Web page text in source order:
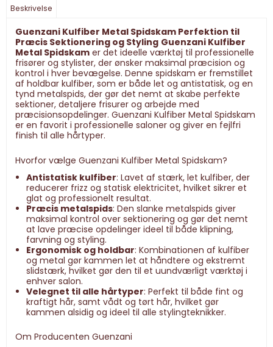
Beskrivelse
Guenzani Kulfiber Metal Spidskam Perfektion til
Præcis Sektionering og Styling Guenzani Kulfiber
Metal Spidskam er det ideelle værktøj til professionelle
frisører og stylister, der ønsker maksimal præcision og
kontrol i hver bevægelse. Denne spidskam er fremstillet
af holdbar kulfiber, som er både let og antistatisk, og en
tynd metalspids, der gør det nemt at skabe perfekte
sektioner, detaljere frisurer og arbejde med
præcisionsopdelinger. Guenzani Kulfiber Metal Spidskam
er en favorit i professionelle saloner og giver en fejlfri
finish til alle hårtyper.
Hvorfor vælge Guenzani Kulfiber Metal Spidskam?
Antistatisk kulfiber: Lavet af stærk, let kulfiber, der
reducerer frizz og statisk elektricitet, hvilket sikrer et
glat og professionelt resultat.
Præcis metalspids: Den slanke metalspids giver
maksimal kontrol over sektionering og gør det nemt
at lave præcise opdelinger ideel til både klipning,
farvning og styling.
Ergonomisk og holdbar: Kombinationen af kulfiber
og metal gør kammen let at håndtere og ekstremt
slidstærk, hvilket gør den til et uundværligt værktøj i
enhver salon.
Velegnet til alle hårtyper: Perfekt til både fint og
kraftigt hår, samt vådt og tørt hår, hvilket gør
kammen alsidig og ideel til alle stylingteknikker.
Om Producenten Guenzani